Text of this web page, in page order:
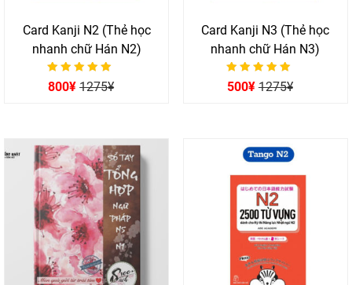
Card Kanji N2 (Thẻ học
nhanh chữ Hán N2)
Được xếp hạng
0
800¥ 1275¥
Card Kanji N3 (Thẻ học
nhanh chữ Hán N3)
Được xếp hạng
0
500¥ 1275¥